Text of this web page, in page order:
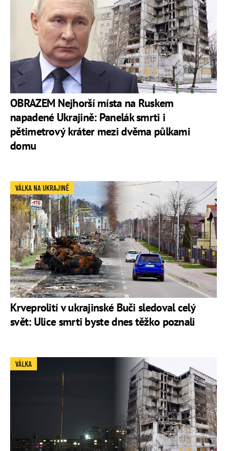
OBRAZEM Nejhorší místa na Ruskem
napadené Ukrajině: Panelák smrti i
pětimetrový kráter mezi dvěma půlkami
domu
Krveprolití v ukrajinské Buči sledoval celý
svět: Ulice smrti byste dnes těžko poznali
VÁLKA NA UKRAJINĚ
VÁLKA